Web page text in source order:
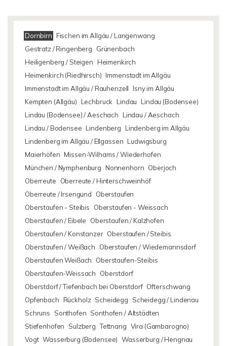
Dornbirn Fischen im Allgäu / Langenwang
Gestratz / Ringenberg
Grünenbach
Heiligenberg / Steigen Heimenkirch
Heimenkirch (Riedhirsch) Immenstadt im Allgäu
Immenstadt im Allgäu / Rauhenzell Isny im Allgäu
Kempten (Allgäu) Lechbruck Lindau Lindau (Bodensee)
Lindau (Bodensee) / Aeschach Lindau / Aeschach
Lindau / Bodensee Lindenberg Lindenberg im Allgäu
Lindenberg im Allgäu / Ellgassen Ludwigsburg
Maierhöfen Missen-Wilhams / Wiederhofen
München / Nymphenburg Nonnenhorn Oberjoch
Oberreute
Oberreute / Hinterschweinhöf
Oberreute / Irsengund
Oberstaufen
Oberstaufen - Steibis
Oberstaufen - Weissach
Oberstaufen / Eibele
Oberstaufen / Kalzhofen
Oberstaufen / Konstanzer Oberstaufen / Steibis
Oberstaufen / Weißach
Oberstaufen / Wiedemannsdorf
Oberstaufen Weißach
Oberstaufen-Steibis
Oberstaufen-Weissach
Oberstdorf
Oberstdorf / Tiefenbach bei Oberstdorf Ofterschwang
Opfenbach Rückholz Scheidegg
Scheidegg / Lindenau
Schruns
Sonthofen Sonthofen / Altstädten
Stiefenhofen
Sulzberg Tettnang Vira (Gambarogno)
Vogt Wasserburg (Bodensee) Wasserburg / Hengnau